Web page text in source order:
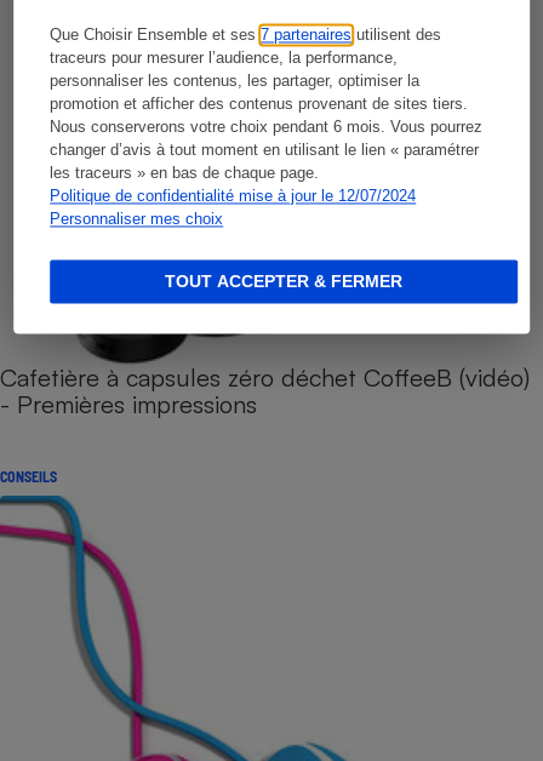
Que Choisir Ensemble et ses7 partenaires utilisent des
traceurs pour mesurer l’audience, la performance,
personnaliser les contenus, les partager, optimiser la
promotion et afficher des contenus provenant de sites tiers.
Nous conserverons votre choix pendant 6 mois. Vous pourrez
changer d’avis à tout moment en utilisant le lien « paramétrer
les traceurs » en bas de chaque page.
Politique de confidentialité mise à jour le 12/07/2024
Personnaliser mes choix
TOUT ACCEPTER & FERMER
Cafetière à capsules zéro déchet CoffeeB (vidéo)
- Premières impressions
CONSEILS